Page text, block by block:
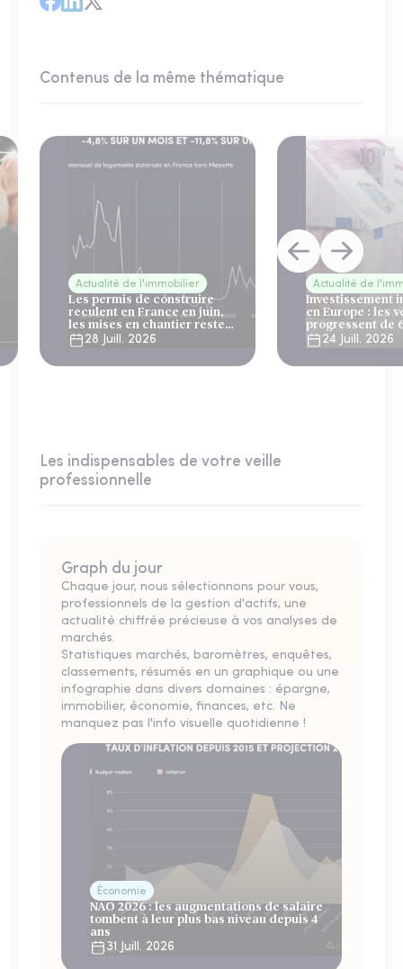
Contenus de la même thématique
Actualité de l'immobilier
Les permis de construire
reculent en France en juin,
les mises en chantier restent
solides
28 Juill. 2026
Actualité de
Investissement
en Europe : les
progressent de
24 Juill. 2026
Les indispensables de votre veille
professionnelle
Graph du jour
Chaque jour, nous sélectionnons pour vous,
professionnels de la gestion d'actifs, une
actualité chiffrée précieuse à vos analyses de
marchés.
Statistiques marchés, baromètres, enquêtes,
classements, résumés en un graphique ou une
infographie dans divers domaines : épargne,
immobilier, économie, finances, etc. Ne
manquez pas l'info visuelle quotidienne !
Économie
NAO 2026 : les augmentations de salaire
tombent à leur plus bas niveau depuis 4
ans
31 Juill. 2026